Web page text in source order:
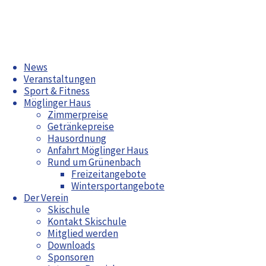
Inhalt
springen
News
Veranstaltungen
Sport & Fitness
Möglinger Haus
Zimmerpreise
Getränkepreise
Hausordnung
Anfahrt Möglinger Haus
Rund um Grünenbach
Freizeitangebote
Wintersportangebote
Der Verein
Skischule
Kontakt Skischule
Mitglied werden
Downloads
Sponsoren
Möglinger Plätzle
Familienausfahrt 1 & 2
Zwiebelkuchenessen
Aktuelles
Radwoche in Grünenbach 2026
Bürgerfest Möglingen 2026
Jahreshauptversammlung 2026
Arbeitswochenende April 2026
Maiwanderung